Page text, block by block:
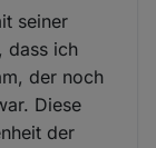
seiner
dass ich
der noch
Diese
der